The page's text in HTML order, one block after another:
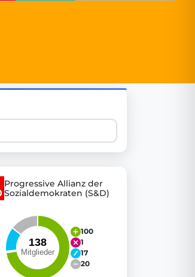
Progressive Allianz der
Sozialdemokraten (S&D)
100
1
17
20